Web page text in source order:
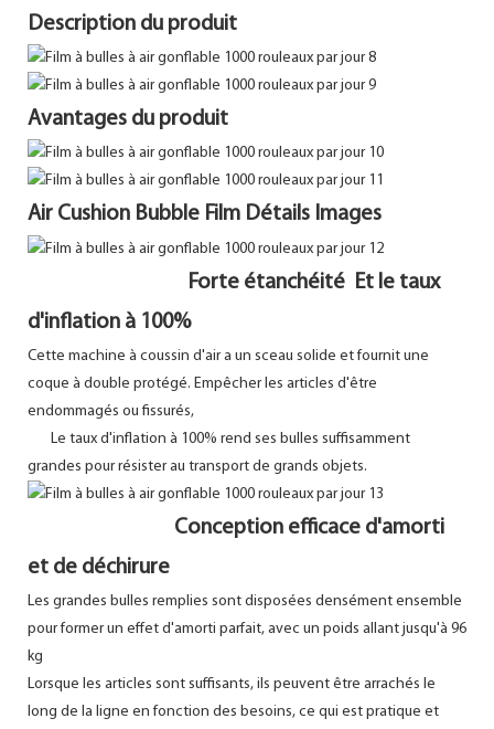
Description du produit
Avantages du produit
Air Cushion Bubble Film Détails Images
Forte étanchéité Et le taux
d'inflation à 100%
Cette machine à coussin d'air a un sceau solide et fournit une
coque à double protégé. Empêcher les articles d'être
endommagés ou fissurés,
Le taux d'inflation à 100% rend ses bulles suffisamment
grandes pour résister au transport de grands objets.
Conception efficace d'amorti
et de déchirure
Les grandes bulles remplies sont disposées densément ensemble
pour former un effet d'amorti parfait, avec un poids allant jusqu'à 96
kg
Lorsque les articles sont suffisants, ils peuvent être arrachés le
long de la ligne en fonction des besoins, ce qui est pratique et